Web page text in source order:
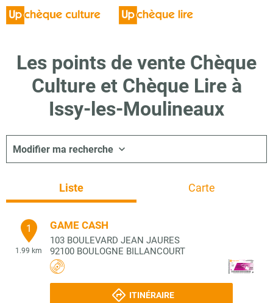
Les points de vente Chèque
Culture et Chèque Lire à
Issy-les-Moulineaux
Modifier ma recherche
Liste Carte
1
1.99 km
GAME CASH
103 BOULEVARD JEAN JAURES
92100 BOULOGNE BILLANCOURT
ITINÉRAIRE